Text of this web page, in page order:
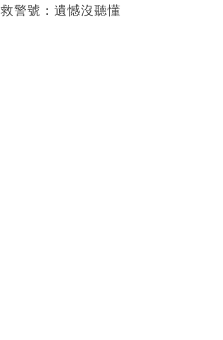
救警號：遺憾沒聽懂